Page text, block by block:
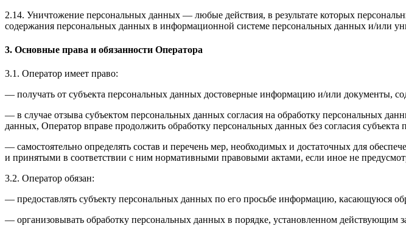
2.14. Уничтожение персональных данных — любые действия, в результате которых
содержания персональных данных в информационной системе персональных данных и/или
3. Основные права и обязанности Оператора
3.1. Оператор имеет право:
— получать от субъекта персональных данных достоверные информацию и/или документы,
— в случае отзыва субъектом персональных данных согласия на обработку персональных
данных, Оператор вправе продолжить обработку персональных данных без согласия
— самостоятельно определять состав и перечень мер, необходимых и достаточных для
и принятыми в соответствии с ним нормативными правовыми актами, если иное не
3.2. Оператор обязан:
— предоставлять субъекту персональных данных по его просьбе информацию, касающуюся
— организовывать обработку персональных данных в порядке, установленном действующим